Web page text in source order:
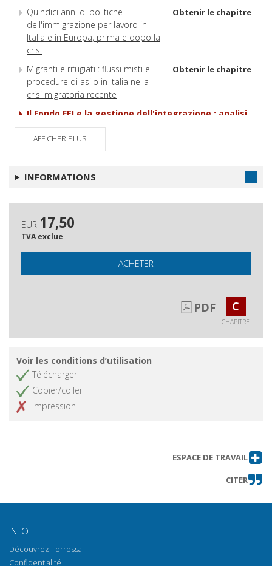
Quindici anni di politiche
dell'immigrazione per lavoro in
Italia e in Europa, prima e dopo la
crisi
Obtenir le chapitre
Migranti e rifugiati : flussi misti e
procedure di asilo in Italia nella
crisi migratoria recente
Obtenir le chapitre
Il Fondo FEI e la gestione dell'integrazione : analisi
dell'implementazione di una politica europea
Invasione, arretratezza e
italiana
Indice dei nomi Obtenir le chapitre
AFFICHER PLUS
INFORMATIONS
EUR 17,50
TVA exclue
ACHETER
PDF C
CHAPITRE
Voir les conditions d’utilisation
Télécharger
Copier/coller
Impression
ESPACE DE TRAVAIL
CITER
INFO
Découvrez Torrossa
Confidentialité